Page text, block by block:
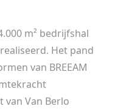
m² bedrijfshal
Het pand
van BREEAM
van Van Berlo